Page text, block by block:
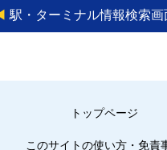
駅・ターミナル情報検索画
トップページ
このサイトの使い方・免責